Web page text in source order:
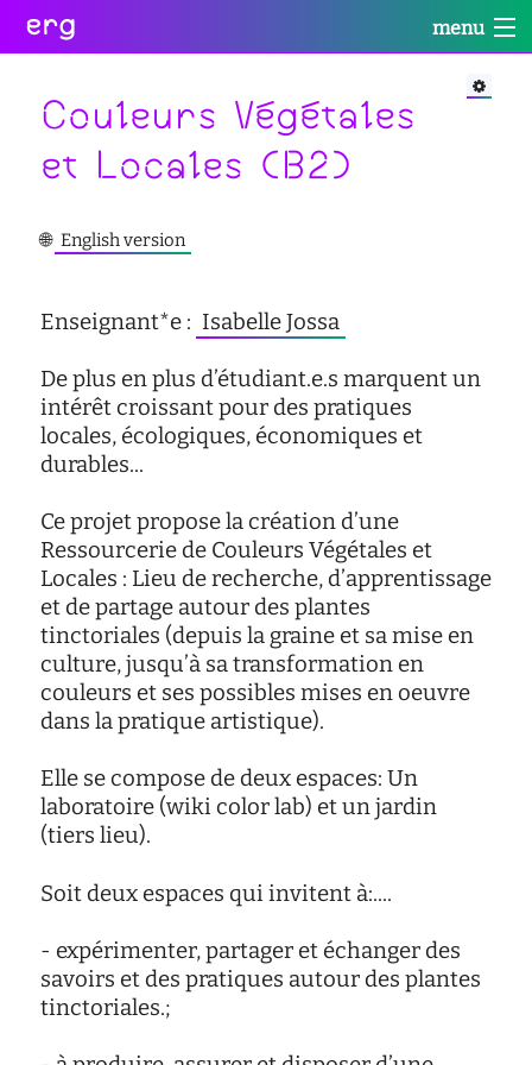
erg menu
Retour
Infos
collectives
équipes
international
actualités
contact
Retour
Soutien
étudiant·e·s
à
enseignement
inclusif
cellule
d'écoute
service
social
safesa
tutorat
Retour
Web
numériques
sites
satellites
Rechercher
Couleurs Végétales
et Locales (B2)
🌐 English version
Enseignant*e : Isabelle Jossa
De plus en plus d’étudiant.e.s marquent un
intérêt croissant pour des pratiques
locales, écologiques, économiques et
durables...
Ce projet propose la création d’une
Ressourcerie de Couleurs Végétales et
Locales : Lieu de recherche, d’apprentissage
et de partage autour des plantes
tinctoriales (depuis la graine et sa mise en
culture, jusqu’à sa transformation en
couleurs et ses possibles mises en oeuvre
dans la pratique artistique).
Elle se compose de deux espaces: Un
laboratoire (wiki color lab) et un jardin
(tiers lieu).
Soit deux espaces qui invitent à:....
- expérimenter, partager et échanger des
savoirs et des pratiques autour des plantes
tinctoriales.;